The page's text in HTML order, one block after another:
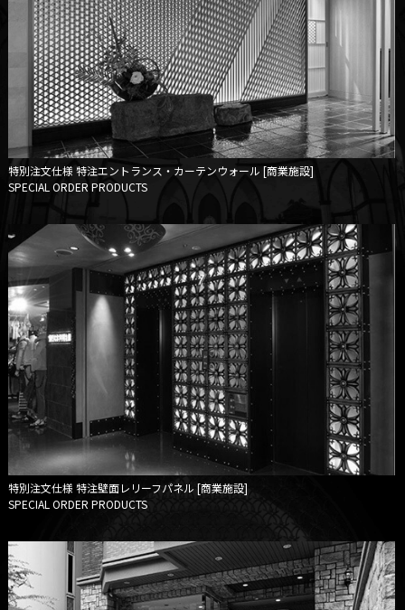
特別注文仕様特注エントランス・カーテンウォール [商業施設]
SPECIAL ORDER PRODUCTS
特別注文仕様 特注壁面レリーフパネル [商業施設]
SPECIAL ORDER PRODUCTS